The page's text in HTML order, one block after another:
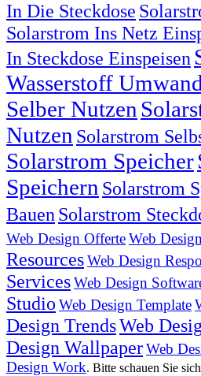
In Die Steckdose
Solarstrom Ins Netz
In Steckdose Einspeisen
Wasserstoff
Selber Nutzen
Nutzen Solarstrom
Solarstrom Speicher
Speichern Solarstrom
Bauen Solarstrom
Web Design OfferteWeb
ResourcesWeb Design
ServicesWeb Design
Studio Web Design Template
Design TrendsWeb
Design WallpaperWeb
Design Work. Bitte schauen Sie